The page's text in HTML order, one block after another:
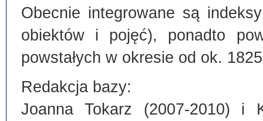
Obecnie integrowane są
obiektów i pojęć), ponadto
powstałych w okresie od ok.
Redakcja bazy:
Joanna Tokarz (2007-2010) i